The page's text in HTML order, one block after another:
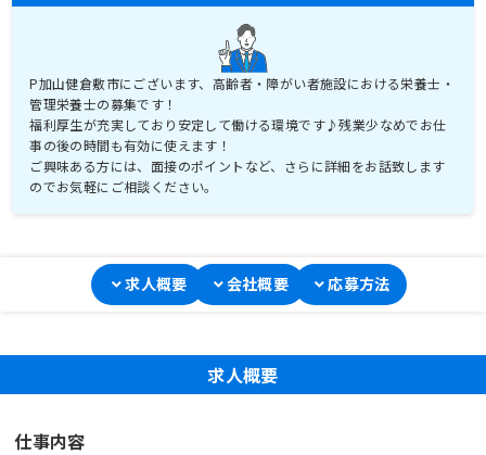
P加山健倉敷市にございます、高齢者・障がい者施設における栄養士・
管理栄養士の募集です！
福利厚生が充実しており安定して働ける環境です♪残業少なめでお仕
事の後の時間も有効に使えます！
ご興味ある方には、面接のポイントなど、さらに詳細をお話致します
のでお気軽にご相談ください。
求人概要 会社概要 応募方法
求人概要
仕事内容